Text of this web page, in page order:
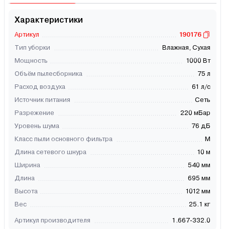
Характеристики
Артикул
190176
Тип уборки
Влажная, Сухая
Мощность
1000 Вт
Объём пылесборника
75 л
Расход воздуха
61 л/с
Источник питания
Сеть
Разрежение
220 мБар
Уровень шума
76 дБ
Класс пыли основного фильтра
M
Длина сетевого шнура
10 м
Ширина
540 мм
Длина
695 мм
Высота
1012 мм
Вес
25.1 кг
Артикул производителя 1.667-332.0